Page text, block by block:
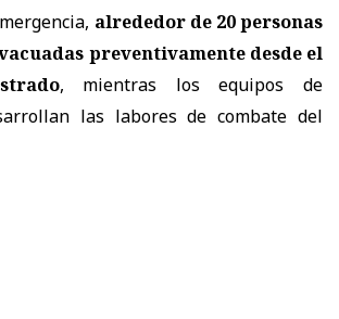
alrededor de 20 personas
preventivamente desde el
, mientras los equipos de
las labores de combate del